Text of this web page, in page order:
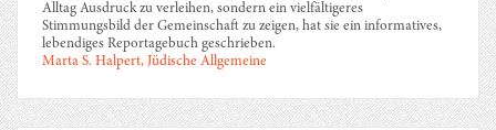
Alltag Ausdruck zu verleihen, sondern ein vielfältigeres
Stimmungsbild der Gemeinschaft zu zeigen, hat sie ein informatives,
lebendiges Reportagebuch geschrieben.
Marta S. Halpert, Jüdische Allgemeine